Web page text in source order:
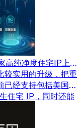
高纯净度住宅IP上
较实用的升级，把重
已经支持包括美国、
住宅 IP，同时还能